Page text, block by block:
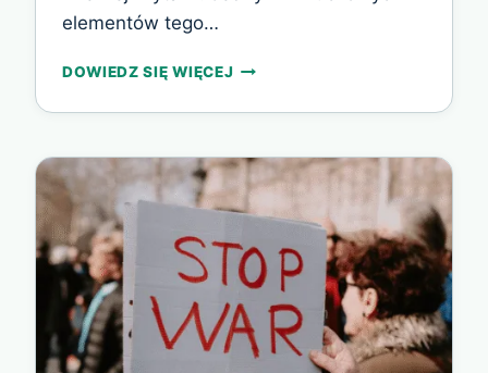
elementów tego…
DOWIEDZ SIĘ WIĘCEJOPŁATY
WJAZD
DO
LONDYNU-
WAŻNE
INFORMACJE